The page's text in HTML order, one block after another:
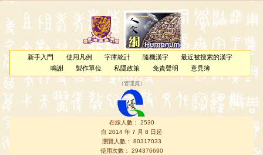
新手入門 使用凡例 字庫統計 隨機漢字
最近被搜索的漢字
鳴謝
製作單位 私隱政策 免責聲明 意見簿
（管理員 ）
在線人數： 2530
自 2014 年 7 月 8 日起
瀏覽人數： 80317033
使用次數： 294376690